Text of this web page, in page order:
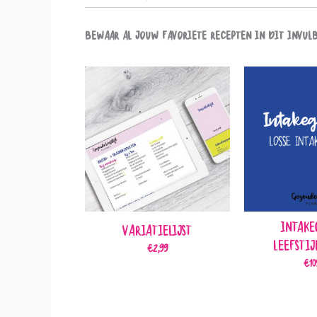
Bewaar al jouw favoriete recepten in dit
Variatielijst
€2,99
€